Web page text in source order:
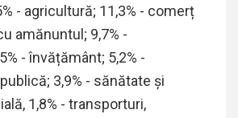
% - agricultură; 11,3% - comerț
amănuntul; 9,7% -
% -învățământ; 5,2% -
3,9% - sănătate și
1,8% - transporturi,